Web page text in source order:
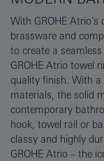
With GROHE
brassware and
to create a
GROHE Atrio towel
quality finish. With a
materials, the solid
contemporary
hook, towel rail or
classy and highly
GROHE Atrio – the